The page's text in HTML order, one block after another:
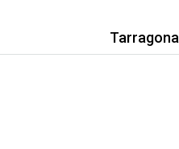
Tarragona